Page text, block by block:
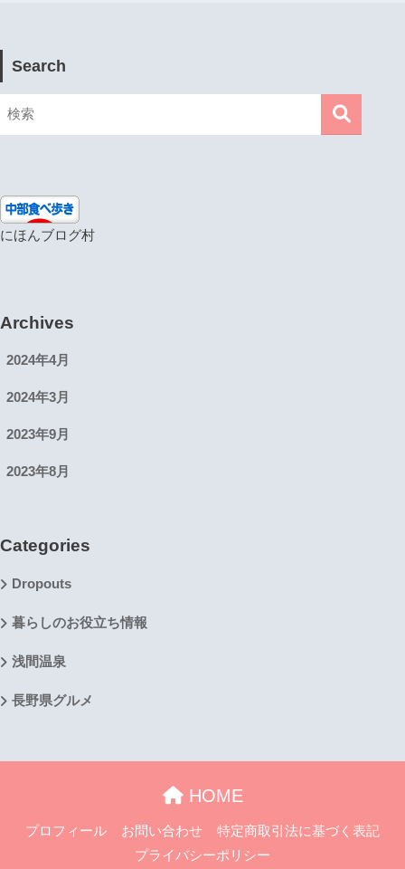
Search
にほんブログ村
Archives
2024年4月
2024年3月
2023年9月
2023年8月
Categories
Dropouts
暮らしのお役立ち情報
浅間温泉
長野県グルメ
HOME
プロフィール お問い合わせ
特定商取引法に基づく表記
プライバシーポリシー